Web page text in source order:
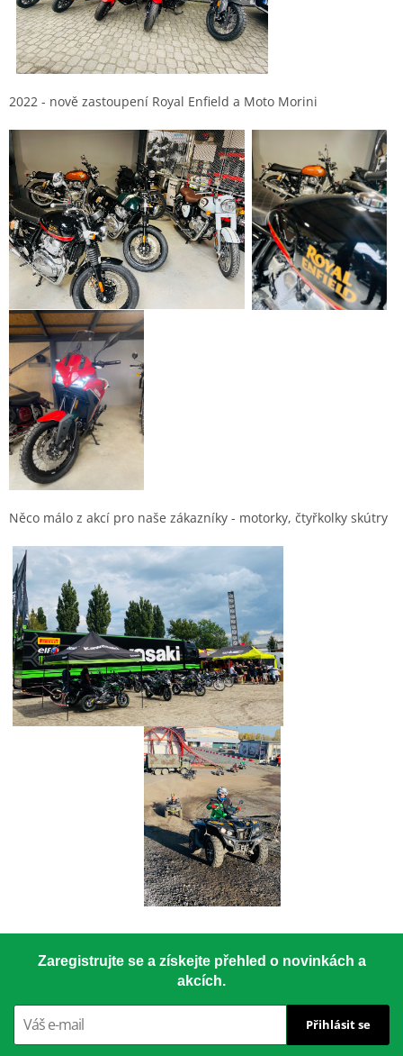
2022 - nově zastoupení Royal Enfield a Moto Morini
Něco málo z akcí pro naše zákazníky - motorky, čtyřkolky skútry
Zaregistrujte se a získejte přehled o novinkách a
akcích.
Přihlásit se